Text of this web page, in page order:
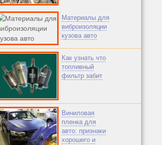
Материалы для
виброизоляции
кузова авто
Как узнать что
топливный
фильтр забит
Виниловая
пленка для
авто: признаки
хорошего и